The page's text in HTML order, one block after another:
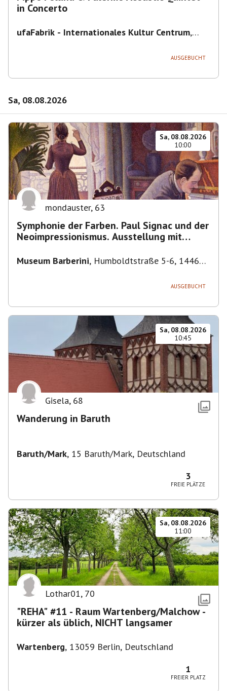
in Concerto
ufaFabrik - Internationales Kultur Centrum,
AUSGEBUCHT
Sa, 08.08.2026
Sa, 08.08.2026
10:00
mondauster, 63
Symphonie der Farben. Paul Signac und der
Neoimpressionismus. Ausstellung mit
Museum Barberini, Humboldtstraße 5-6, 14467
AUSGEBUCHT
Sa, 08.08.2026
10:45
Gisela, 68
Wanderung in Baruth
Baruth/Mark, 15 Baruth/Mark, Deutschland
3
FREIE PLÄTZE
Sa, 08.08.2026
11:00
Lothar01, 70
"REHA" #11 - Raum Wartenberg/Malchow -
kürzer als üblich, NICHT langsamer
Wartenberg, 13059 Berlin, Deutschland
1
FREIER PLATZ